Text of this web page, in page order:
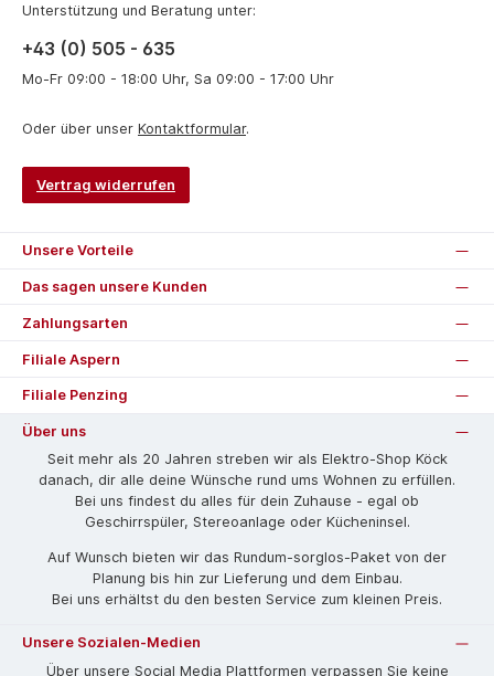
Unterstützung und Beratung unter:
+43 (0) 505 - 635
Mo-Fr 09:00 - 18:00 Uhr, Sa 09:00 - 17:00 Uhr
Oder über unser Kontaktformular.
Vertrag widerrufen
Unsere Vorteile
Das sagen unsere Kunden
Zahlungsarten
Filiale Aspern
Filiale Penzing
Über uns
Seit mehr als 20 Jahren streben wir als Elektro-Shop Köck
danach, dir alle deine Wünsche rund ums Wohnen zu erfüllen.
Bei uns findest du alles für dein Zuhause - egal ob
Geschirrspüler, Stereoanlage oder Kücheninsel.
Auf Wunsch bieten wir das Rund­um-sorg­los-Pa­ket von der
Planung bis hin zur Lieferung und dem Einbau.
Bei uns erhältst du den besten Service zum kleinen Preis.
Unsere Sozialen-Medien
Über unsere Social Media Plattformen verpassen Sie keine